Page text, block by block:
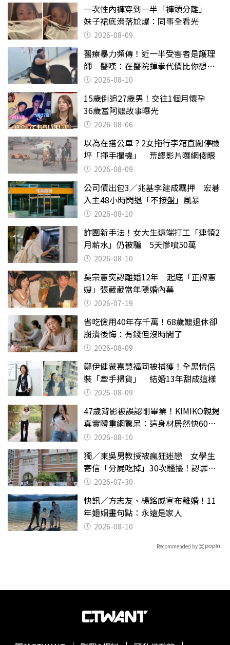
一次性內褲穿到一半「褲頭分離」
妹子裙底滑落尬爆：同事全看光
2026-08-09
醫療暴力頻傳！近一半受害者是護理
師 醫嘆：在醫院揮拳代價比你想像
的還要大
2026-08-10
15歲倒追27歲男！交往1個月懷孕
36歲當阿嬤故事曝光
2026-08-06
以為在搭公車？2女拖行李箱直闖停機
坪「揮手攔機」 荒謬影片曝網傻眼
2026-08-09
公司債出包3／兆基李建成羈押 宏碁
入主48小時閃退「不接盤」風暴
2026-08-10
詐團新手法！女大生遠端打工「連領2
月薪水」仍被騙 5天慘噴50萬
2026-08-10
吳宗憲突認離婚12年 起底「正牌憲
嫂」張葳葳當年隱婚內幕
2026-07-19
省吃儉用40年存千萬！68歲嬤退休卻
崩潰後悔：有錢但沒時間了
2026-08-09
鄭伊健蒙嘉慧福岡被捕獲！全黑情侶
裝「牽手掃貨」 結婚13年甜成這樣
2026-08-09
47歲背影被誤認剛畢業！KIMIKO親揭
真實體重網驚呆：這身材居然快60公
斤？2026-08-10
獨／東吳男教授被瘋狂迷戀 女學生
寄信「分屍吃掉」30次騷擾！認罪免
關 2026-07-30
快訊／方志友、楊銘威宣布離婚！11
年婚姻畫句點：永遠是家人
2026-08-10
Recommended by